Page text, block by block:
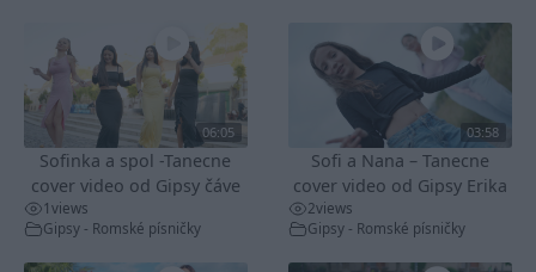
06:05
Sofinka a spol -Tanecne
cover video od Gipsy čáve
1views
Gipsy - Romské písničky
03:58
Sofi a Nana – Tanecne
cover video od Gipsy Erika
2views
Gipsy - Romské písničky